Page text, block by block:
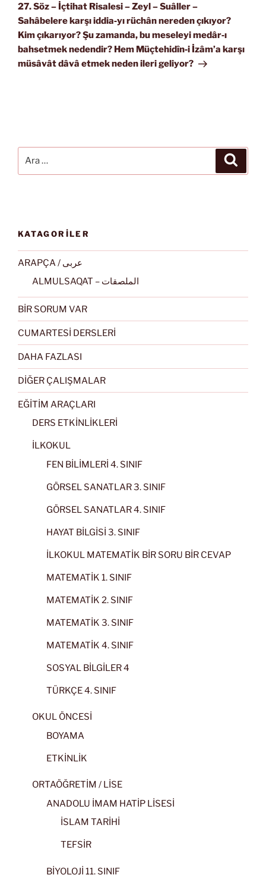
Yazı
27. Söz – İçtihat Risalesi – Zeyl – Suâller –
Sahâbelere karşı iddia‑yı rüchân nereden çıkıyor?
Kim çıkarıyor? Şu zamanda, bu meseleyi medâr‑ı
bahsetmek nedendir? Hem Müçtehidîn‑i İzâm’a karşı
müsâvât dâvâ etmek neden ileri geliyor?
KATAGORİLER
ARAPÇA / عربى
ALMULSAQAT – الملصقات
BİR SORUM VAR
CUMARTESİ DERSLERİ
DAHA FAZLASI
DİĞER ÇALIŞMALAR
EĞİTİM ARAÇLARI
DERS ETKİNLİKLERİ
İLKOKUL
FEN BİLİMLERİ 4. SINIF
GÖRSEL SANATLAR 3. SINIF
GÖRSEL SANATLAR 4. SINIF
HAYAT BİLGİSİ 3. SINIF
İLKOKUL MATEMATİK BİR SORU BİR CEVAP
MATEMATİK 1. SINIF
MATEMATİK 2. SINIF
MATEMATİK 3. SINIF
MATEMATİK 4. SINIF
SOSYAL BİLGİLER 4
TÜRKÇE 4. SINIF
OKUL ÖNCESİ
BOYAMA
ETKİNLİK
ORTAÖĞRETİM / LİSE
ANADOLU İMAM HATİP LİSESİ
İSLAM TARİHİ
TEFSİR
BİYOLOJİ 11. SINIF